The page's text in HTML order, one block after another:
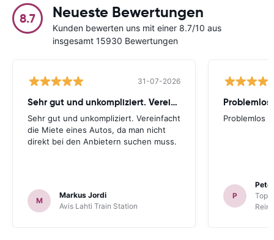
8.7 Neueste Bewertungen
Kunden bewerten uns mit einer 8.7/10 aus
insgesamt 15930 Bewertungen
31-07-2026
Sehr gut und unkompliziert. Vereinfacht
Sehr gut und unkompliziert. Vereinfacht
die Miete eines Autos, da man nicht
direkt bei den Anbietern suchen muss.
M
Markus Jordi
Avis Lahti Train Station
Problemlos
Problemlos
P